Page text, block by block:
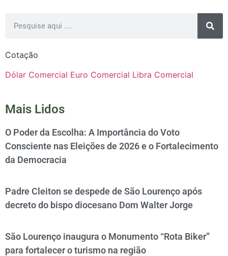
Cotação
Dólar Comercial Euro Comercial Libra Comercial
Mais Lidos
O Poder da Escolha: A Importância do Voto
Consciente nas Eleições de 2026 e o Fortalecimento
da Democracia
Padre Cleiton se despede de São Lourenço após
decreto do bispo diocesano Dom Walter Jorge
São Lourenço inaugura o Monumento “Rota Biker”
para fortalecer o turismo na região